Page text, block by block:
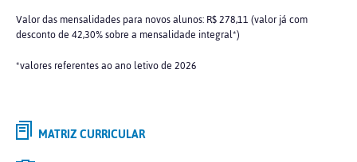
Valor das mensalidades para novos alunos: R$ 278,11 (valor já com
desconto de 42,30% sobre a mensalidade integral*)
*valores referentes ao ano letivo de 2026
MATRIZ CURRICULAR